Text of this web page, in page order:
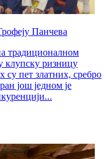
Панчева
традиционалном
клупску ризницу
су пет златних, сребро
још једном је